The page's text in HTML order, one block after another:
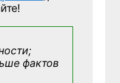
фактов